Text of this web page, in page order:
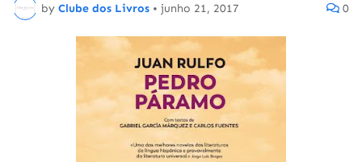
by Clube dos Livros • junho 21, 2017 0